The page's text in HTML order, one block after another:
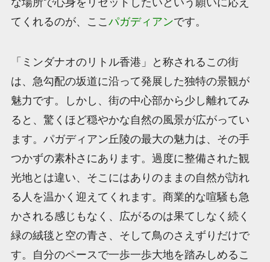
てくれるのが、ここ パガディアンです。
「ミンダナオのリトル香港」と称されるこの街
は、急勾配の坂道に沿って発展した独特の景観が
魅力です。しかし、街の中心部から少し離れてみ
ると、驚くほど穏やかな自然の風景が広がってい
ます。パガディアン丘陵の最大の魅力は、その手
つかずの素朴さにあります。過度に整備された観
光地とは違い、そこにはありのままの自然が訪れ
る人を温かく迎えてくれます。商業的な喧騒も急
かされる感じもなく、広がるのは果てしなく続く
緑の絨毯と空の青さ、そして鳥のさえずりだけで
す。自分のペースで一歩一歩大地を踏みしめるこ